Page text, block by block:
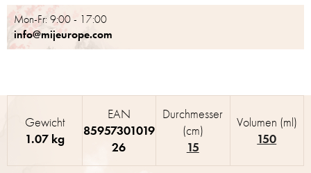
Mon-Fr: 9:00 - 17:00
info@mijeurope.com
Gewicht
1.07 kg
EAN
85957301019
26
Durchmesser
(cm)
15
Volumen (ml)
150